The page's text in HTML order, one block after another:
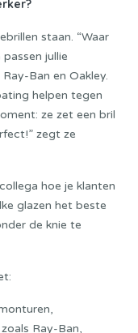
staan. “Waar
jullie
Ban en Oakley.
helpen tegen
ze zet een bril
zegt ze
hoe je klanten
glazen het beste
de knie te
Ray-Ban,